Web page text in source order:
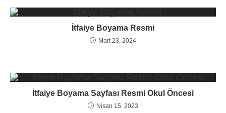
İtfaiye Boyama Resmi
Mart 23, 2024
İtfaiye Boyama Sayfası Resmi Okul Öncesi
Nisan 15, 2023